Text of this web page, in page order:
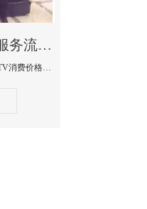
陵县哪家男模夜场服务流程全面-五号公馆KTV消费价格点评
本文详细为你解答五号公馆KTV消费价格，更多关于哪家男模夜场服务流程全面免费咨询1333 867 6881微信同步！